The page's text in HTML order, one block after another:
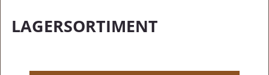
LAGERSORTIMENT